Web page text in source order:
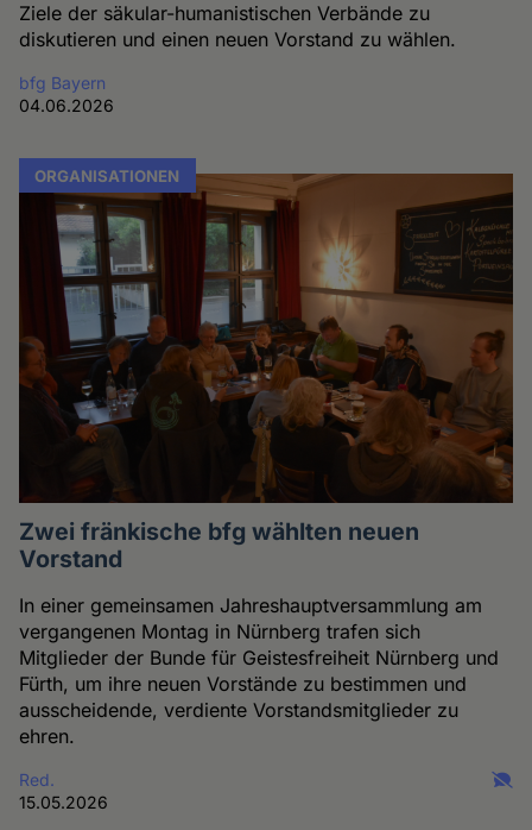
Ziele der säkular-humanistischen Verbände zu
diskutieren und einen neuen Vorstand zu wählen.
bfg Bayern
04.06.2026
ORGANISATIONEN
Zwei fränkische bfg wählten neuen
Vorstand
In einer gemeinsamen Jahreshauptversammlung am
vergangenen Montag in Nürnberg trafen sich
Mitglieder der Bunde für Geistesfreiheit Nürnberg und
Fürth, um ihre neuen Vorstände zu bestimmen und
ausscheidende, verdiente Vorstandsmitglieder zu
ehren.
Red.
15.05.2026